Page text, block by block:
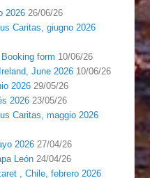
2026 26/06/26
Caritas, giugno 2026
form 10/06/26
June 2026 10/06/26
2026 29/05/26
2026 23/05/26
Caritas, maggio 2026
2026 27/04/26
León 24/04/26
, Chile, febrero 2026